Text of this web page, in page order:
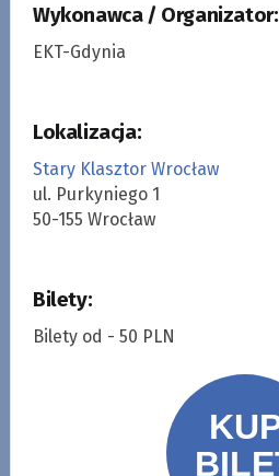
Wykonawca / Organizator:
EKT-Gdynia
Lokalizacja:
Stary Klasztor Wrocław
ul. Purkyniego 1
50-155 Wrocław
Bilety:
Bilety od - 50 PLN